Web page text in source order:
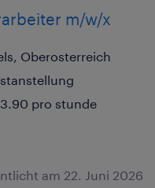
m/w/x
Oberosterreich
pro stunde
am 22. Juni 2026